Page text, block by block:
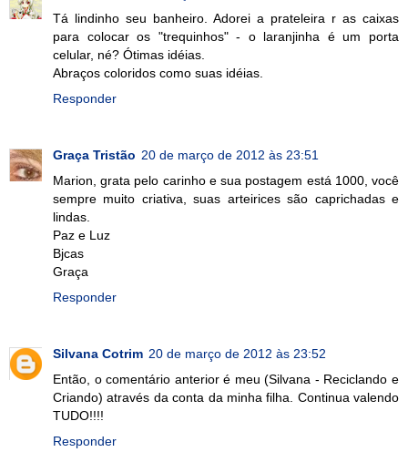
Tá lindinho seu banheiro. Adorei a prateleira r as caixas
para colocar os "trequinhos" - o laranjinha é um porta
celular, né? Ótimas idéias.
Abraços coloridos como suas idéias.
Responder
Graça Tristão 20 de março de 2012 às 23:51
Marion, grata pelo carinho e sua postagem está 1000, você
sempre muito criativa, suas arteirices são caprichadas e
lindas.
Paz e Luz
Bjcas
Graça
Responder
Silvana Cotrim 20 de março de 2012 às 23:52
Então, o comentário anterior é meu (Silvana - Reciclando e
Criando) através da conta da minha filha. Continua valendo
TUDO!!!!
Responder